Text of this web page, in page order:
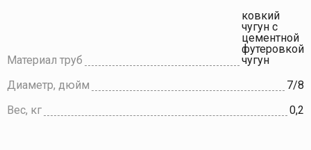
Материал труб
ковкий
чугун с
цементной
футеровкой
чугун
Диаметр, дюйм
7/8
Вес, кг
0,2